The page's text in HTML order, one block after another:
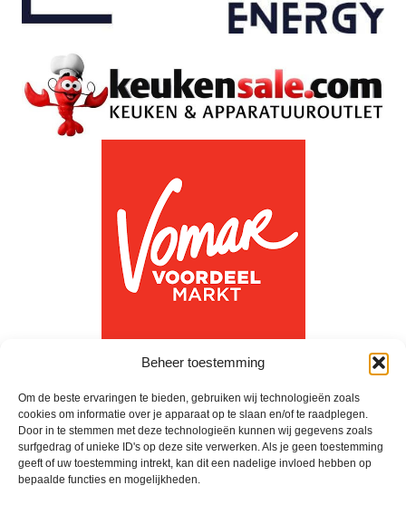
Beheer toestemming
Om de beste ervaringen te bieden, gebruiken wij technologieën zoals
cookies om informatie over je apparaat op te slaan en/of te raadplegen.
Door in te stemmen met deze technologieën kunnen wij gegevens zoals
surfgedrag of unieke ID's op deze site verwerken. Als je geen toestemming
geeft of uw toestemming intrekt, kan dit een nadelige invloed hebben op
bepaalde functies en mogelijkheden.